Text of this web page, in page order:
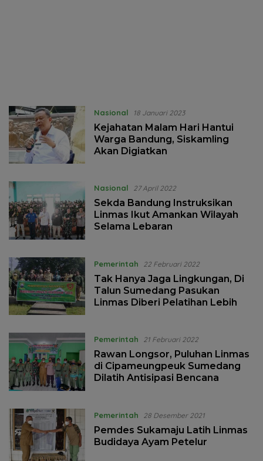
Nasional 18 Januari 2023
Kejahatan Malam Hari Hantui
Warga Bandung, Siskamling
Akan Digiatkan
Nasional 27 April 2022
Sekda Bandung Instruksikan
Linmas Ikut Amankan Wilayah
Selama Lebaran
Pemerintah 22 Februari 2022
Tak Hanya Jaga Lingkungan, Di
Talun Sumedang Pasukan
Linmas Diberi Pelatihan Lebih
Pemerintah 21 Februari 2022
Rawan Longsor, Puluhan Linmas
di Cipameungpeuk Sumedang
Dilatih Antisipasi Bencana
Pemerintah 28 Desember 2021
Pemdes Sukamaju Latih Linmas
Budidaya Ayam Petelur